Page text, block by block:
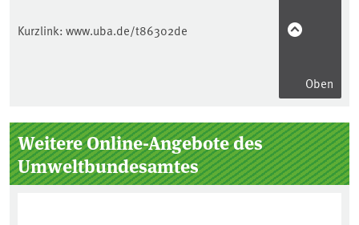
Kurzlink: www.uba.de/t86302de
Oben
Seitenleiste
Weitere Online-Angebote des
Umweltbundesamtes